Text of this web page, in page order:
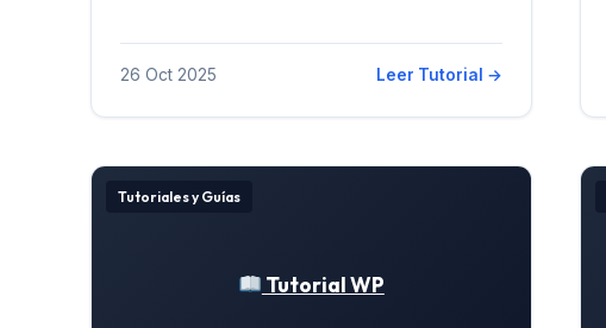
26 Oct 2025 Leer Tutorial →
Tutorial WP
Tutoriales y Guías